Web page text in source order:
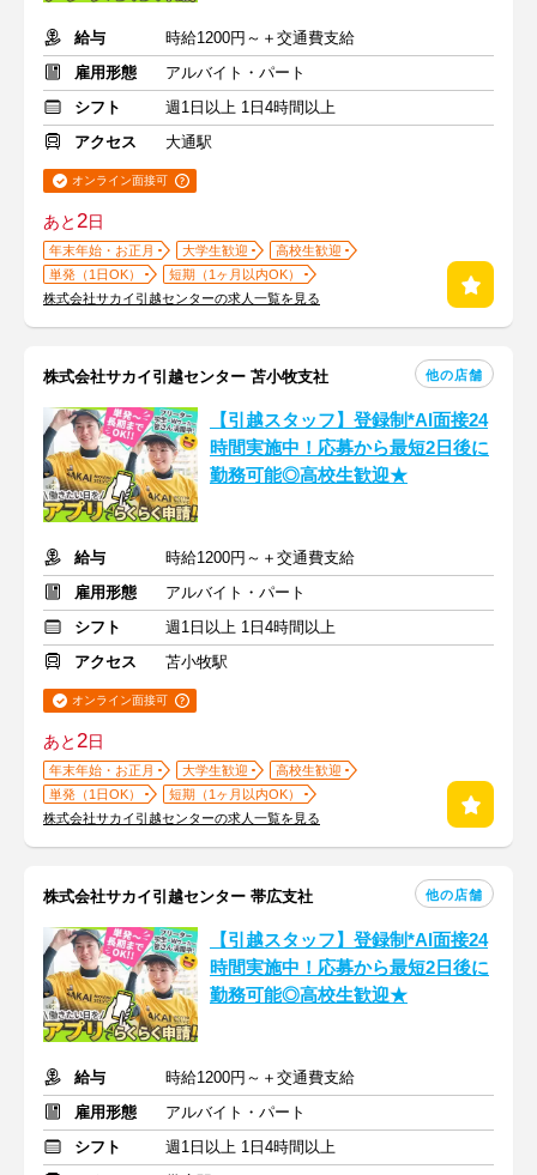
給与
時給1200円～＋交通費支給
雇用形態
アルバイト・パート
シフト
週1日以上 1日4時間以上
アクセス
大通駅
オンライン面接可
あと2日
年末年始・お正月 大学生歓迎
高校生歓迎
単発（1日OK）
短期（1ヶ月以内OK）
株式会社サカイ引越センターの求人一覧を見る
株式会社サカイ引越センター 苫小牧支社 他の店舗
【引越スタッフ】登録制*AI面接24
時間実施中！応募から最短2日後に
勤務可能◎高校生歓迎★
給与
時給1200円～＋交通費支給
雇用形態
アルバイト・パート
シフト
週1日以上 1日4時間以上
アクセス
苫小牧駅
オンライン面接可
あと2日
年末年始・お正月 大学生歓迎
高校生歓迎
単発（1日OK）
短期（1ヶ月以内OK）
株式会社サカイ引越センターの求人一覧を見る
株式会社サカイ引越センター 帯広支社 他の店舗
【引越スタッフ】登録制*AI面接24
時間実施中！応募から最短2日後に
勤務可能◎高校生歓迎★
給与
時給1200円～＋交通費支給
雇用形態
アルバイト・パート
シフト
週1日以上 1日4時間以上